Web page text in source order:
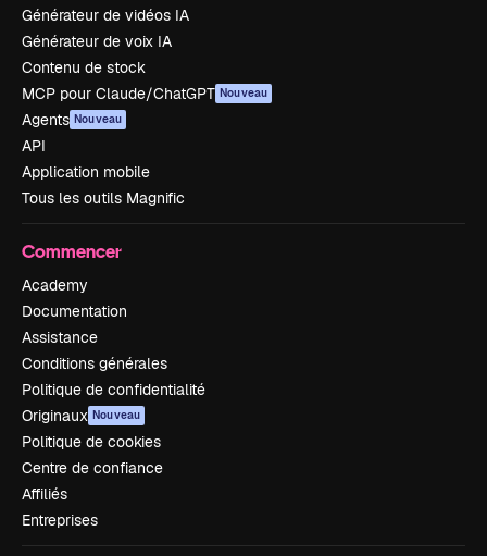
Générateur de vidéos IA
Générateur de voix IA
Contenu de stock
MCP pour Claude/ChatGPT Nouveau
Agents Nouveau
API
Application mobile
Tous les outils Magnific
Commencer
Academy
Documentation
Assistance
Conditions générales
Politique de confidentialité
Originaux Nouveau
Politique de cookies
Centre de confiance
Affiliés
Entreprises